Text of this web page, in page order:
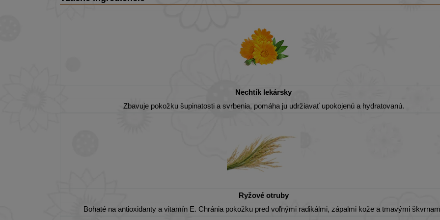
Nechtík lekársky
Zbavuje pokožku šupinatosti a svrbenia, pomáha ju udržiavať upokojenú a hydratovanú.
Ryžové otruby
Bohaté na antioxidanty a vitamín E. Chránia pokožku pred voľnými radikálmi, zápalmi kože a tmavými